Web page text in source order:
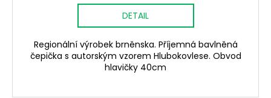
DETAIL
Regionální výrobek brněnska. Příjemná bavlněná
čepička s autorským vzorem Hlubokovlese. Obvod
hlavičky 40cm